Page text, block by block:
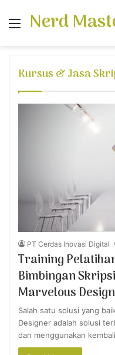
Menu
Nerd
Kursus & Jasa
PT Cerdas Inovasi Digital
Training
Bimbingan
Marvelous
Salah satu solusi yang
Designer adalah solusi
dan menggunakan